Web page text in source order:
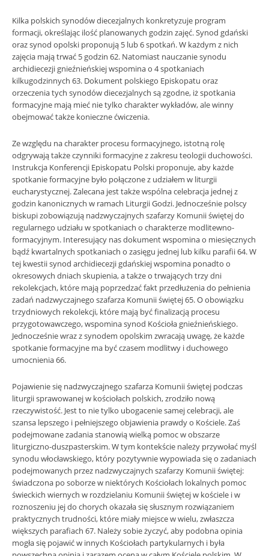
Kilka polskich synodów diecezjalnych konkretyzuje program
formacji, określając ilość planowanych godzin zajęć. Synod gdański
oraz synod opolski proponują 5 lub 6 spotkań. W każdym z nich
zajęcia mają trwać 5 godzin 62. Natomiast nauczanie synodu
archidiecezji gnieźnieńskiej wspomina o 4 spotkaniach
kilkugodzinnych 63. Dokument polskiego Episkopatu oraz
orzeczenia tych synodów diecezjalnych są zgodne, iż spotkania
formacyjne mają mieć nie tylko charakter wykładów, ale winny
obejmować także konieczne ćwiczenia.
Ze względu na charakter procesu formacyjnego, istotną rolę
odgrywają także czynniki formacyjne z zakresu teologii duchowości.
Instrukcja Konferencji Episkopatu Polski proponuje, aby każde
spotkanie formacyjne było połączone z udziałem w liturgii
eucharystycznej. Zalecana jest także wspólna celebracja jednej z
godzin kanonicznych w ramach Liturgii Godzi. Jednocześnie polscy
biskupi zobowiązują nadzwyczajnych szafarzy Komunii świętej do
regularnego udziału w spotkaniach o charakterze modlitewno-
formacyjnym. Interesujący nas dokument wspomina o miesięcznych
bądź kwartalnych spotkaniach o zasięgu jednej lub kilku parafii 64. W
tej kwestii synod archidiecezji gdańskiej wspomina ponadto o
okresowych dniach skupienia, a także o trwających trzy dni
rekolekcjach, które mają poprzedzać fakt przedłużenia do pełnienia
zadań nadzwyczajnego szafarza Komunii świętej 65. O obowiązku
trzydniowych rekolekcji, które mają być finalizacją procesu
przygotowawczego, wspomina synod Kościoła gnieźnieńskiego.
Jednocześnie wraz z synodem opolskim zwracają uwagę, że każde
spotkanie formacyjne ma być czasem modlitwy i duchowego
umocnienia 66.
Pojawienie się nadzwyczajnego szafarza Komunii świętej podczas
liturgii sprawowanej w kościołach polskich, zrodziło nową
rzeczywistość. Jest to nie tylko ubogacenie samej celebracji, ale
szansa lepszego i pełniejszego objawienia prawdy o Kościele. Zaś
podejmowane zadania stanowią wielką pomoc w obszarze
liturgiczno-duszpasterskim. W tym kontekście należy przywołać myśl
synodu włocławskiego, który pozytywnie wypowiada się o zadaniach
podejmowanych przez nadzwyczajnych szafarzy Komunii świętej:
świadczona po soborze w niektórych Kościołach lokalnych pomoc
świeckich wiernych w rozdzielaniu Komunii świętej w kościele i w
roznoszeniu jej do chorych okazała się słusznym rozwiązaniem
praktycznych trudności, które miały miejsce w wielu, zwłaszcza
większych parafiach 67. Należy sobie życzyć, aby podobna opinia
mogła się pojawić w innych Kościołach partykularnych i była